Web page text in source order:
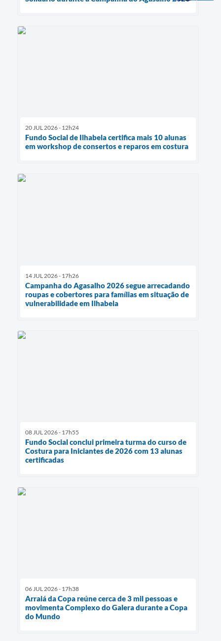
20 JUL 2026 - 12h24
Fundo Social de Ilhabela certifica mais 10 alunas
em workshop de consertos e reparos em costura
14 JUL 2026 - 17h26
Campanha do Agasalho 2026 segue arrecadando
roupas e cobertores para famílias em situação de
vulnerabilidade em Ilhabela
08 JUL 2026 - 17h55
Fundo Social conclui primeira turma do curso de
Costura para Iniciantes de 2026 com 13 alunas
certificadas
06 JUL 2026 - 17h38
Arraiá da Copa reúne cerca de 3 mil pessoas e
movimenta Complexo do Galera durante a Copa
do Mundo